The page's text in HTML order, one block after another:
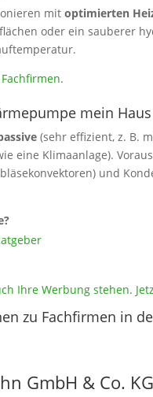
mit optimierten
oder ein sauberer
.
mein Haus
(sehr effizient, z. B.
eine Klimaanlage).
und
Ihre Werbung stehen.
zu Fachfirmen in
GmbH & Co. KG